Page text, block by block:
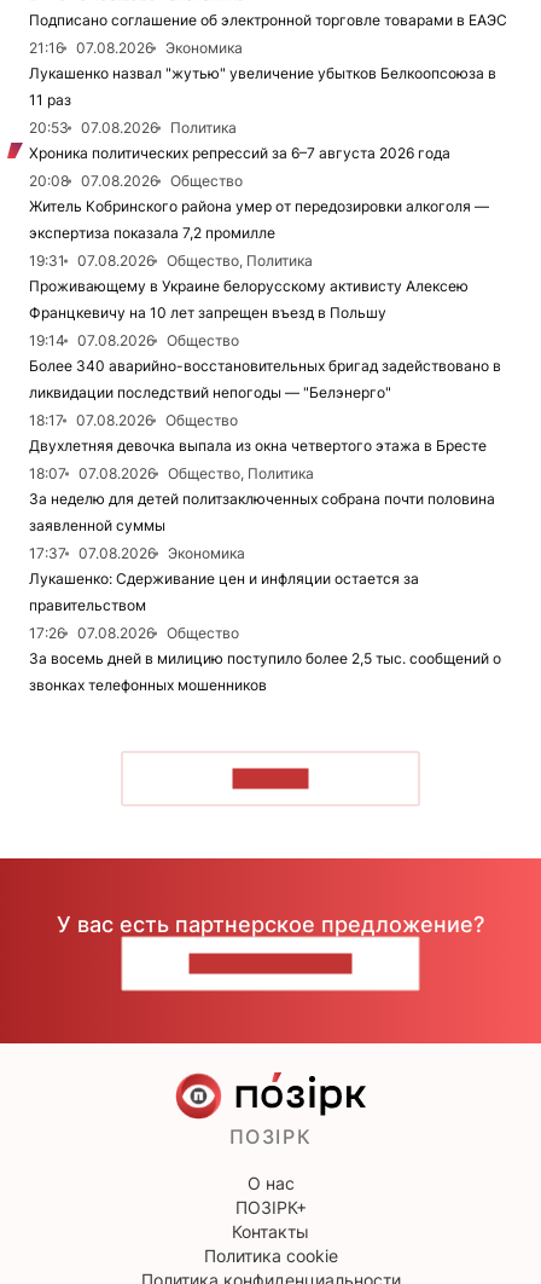
Подписано соглашение об электронной торговле товарами в ЕАЭС
21:16
07.08.2026
Экономика
Лукашенко назвал "жутью" увеличение убытков Белкоопсоюза в
11 раз
20:53
07.08.2026
Политика
Хроника политических репрессий за 6–7 августа 2026 года
20:08
07.08.2026
Общество
Житель Кобринского района умер от передозировки алкоголя —
экспертиза показала 7,2 промилле
19:31
07.08.2026
Общество, Политика
Проживающему в Украине белорусскому активисту Алексею
Францкевичу на 10 лет запрещен въезд в Польшу
19:14
07.08.2026
Общество
Более 340 аварийно-восстановительных бригад задействовано в
ликвидации последствий непогоды — "Белэнерго"
18:17
07.08.2026
Общество
Двухлетняя девочка выпала из окна четвертого этажа в Бресте
18:07
07.08.2026
Общество, Политика
За неделю для детей политзаключенных собрана почти половина
заявленной суммы
17:37
07.08.2026
Экономика
Лукашенко: Сдерживание цен и инфляции остается за
правительством
17:26
07.08.2026
Общество
За восемь дней в милицию поступило более 2,5 тыс. сообщений о
звонках телефонных мошенников
У вас есть партнерское предложение?
ПОЗІРК
О нас
ПОЗІРК+
Контакты
Политика cookie
Политика конфиденциальности